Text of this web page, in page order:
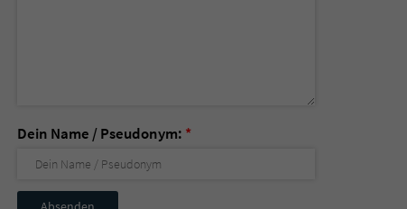
Dein Name / Pseudonym: *
Nicht